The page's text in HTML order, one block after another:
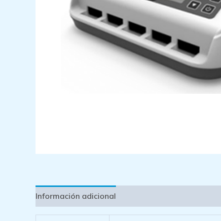
Información adicional